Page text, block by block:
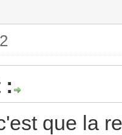
:
que la